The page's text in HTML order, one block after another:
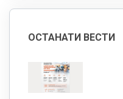
ОСТАНАТИ ВЕСТИ